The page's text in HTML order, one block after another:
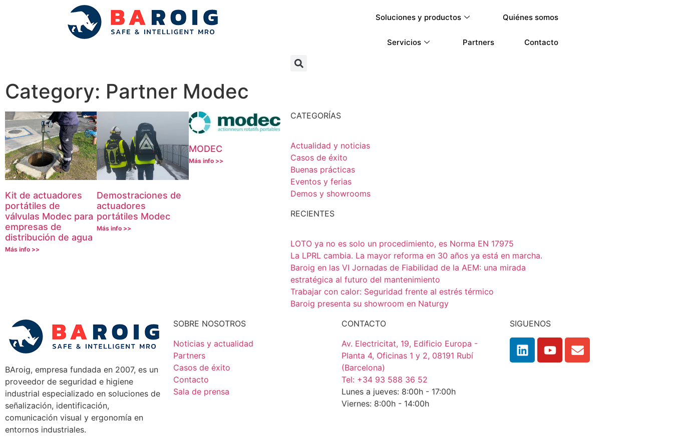
Soluciones y productos Quiénes somos
Servicios Partners Contacto
Category: Partner Modec
Kit de actuadores
portátiles de
válvulas Modec para
empresas de
distribución de agua
Más info >>
Demostraciones de
actuadores
portátiles Modec
Más info >>
MODEC
Más info >>
CATEGORÍAS
Actualidad y noticias
Casos de éxito
Buenas prácticas
Eventos y ferias
Demos y showrooms
RECIENTES
LOTO ya no es solo un procedimiento, es Norma EN 17975
La LPRL cambia. La mayor reforma en 30 años ya está en marcha.
Baroig en las VI Jornadas de Fiabilidad de la AEM: una mirada
estratégica al futuro del mantenimiento
Trabajar con calor: Seguridad frente al estrés térmico
Baroig presenta su showroom en Naturgy
BAroig, empresa fundada en 2007, es un
proveedor de seguridad e higiene
industrial especializado en soluciones de
señalización, identificación,
comunicación visual y ergonomía en
entornos industriales.
SOBRE NOSOTROS
Noticias y actualidad
Partners
Casos de éxito
Contacto
Sala de prensa
CONTACTO
Av. Electricitat, 19, Edificio Europa -
Planta 4, Oficinas 1 y 2, 08191 Rubí
(Barcelona)
Tel: +34 93 588 36 52
Lunes a jueves: 8:00h - 17:00h
Viernes: 8:00h - 14:00h
SIGUENOS